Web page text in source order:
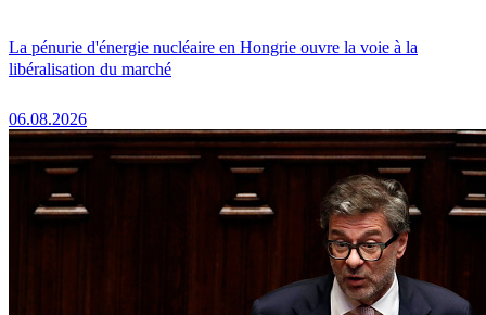
La pénurie d'énergie nucléaire en Hongrie ouvre la voie à la
libéralisation du marché
06.08.2026